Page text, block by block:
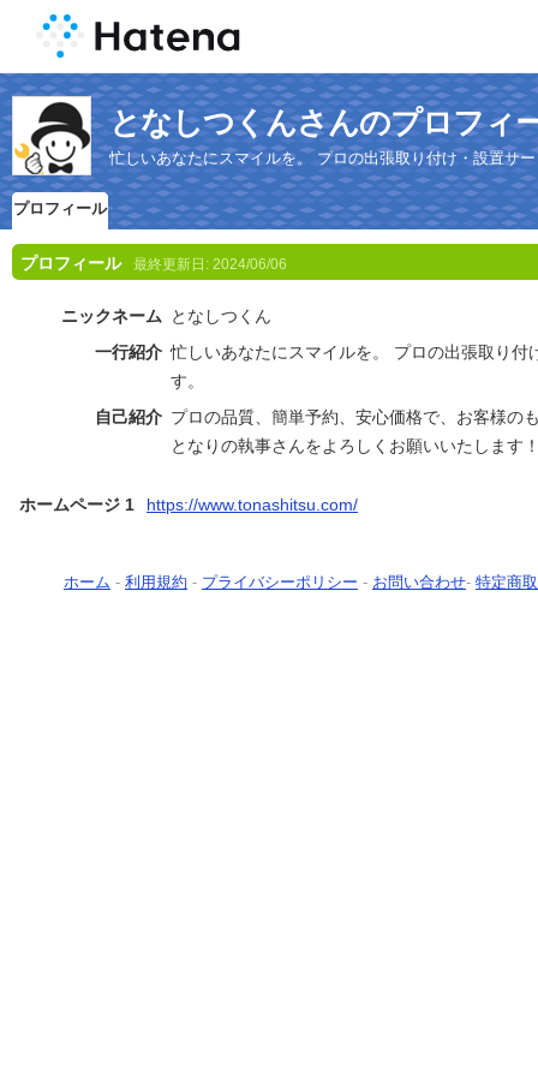
となしつくんさんのプロフィ
忙しいあなたにスマイルを。 プロの出張取り付け・設置サ
プロフィール
プロフィール 最終更新日: 2024/06/06
ニックネーム となしつくん
一行紹介 忙しいあなたにスマイルを。 プロの出張取り付
す。
自己紹介 プロの品質、簡単予約、安心価格で、お客様の
となりの執事さんをよろしくお願いいたします
ホームページ 1 https://www.tonashitsu.com/
ホーム - 利用規約 - プライバシーポリシー - お問い合わせ- 特定商